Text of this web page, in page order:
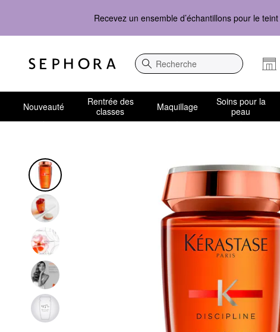
Recevez un ensemble d’échantillons pour le teint
Recherche
Nouveauté
Rentrée des
classes
Maquillage
Soins pour la
peau